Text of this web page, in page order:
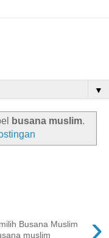
▼
busana muslim.
›
Busana Muslim
muslim